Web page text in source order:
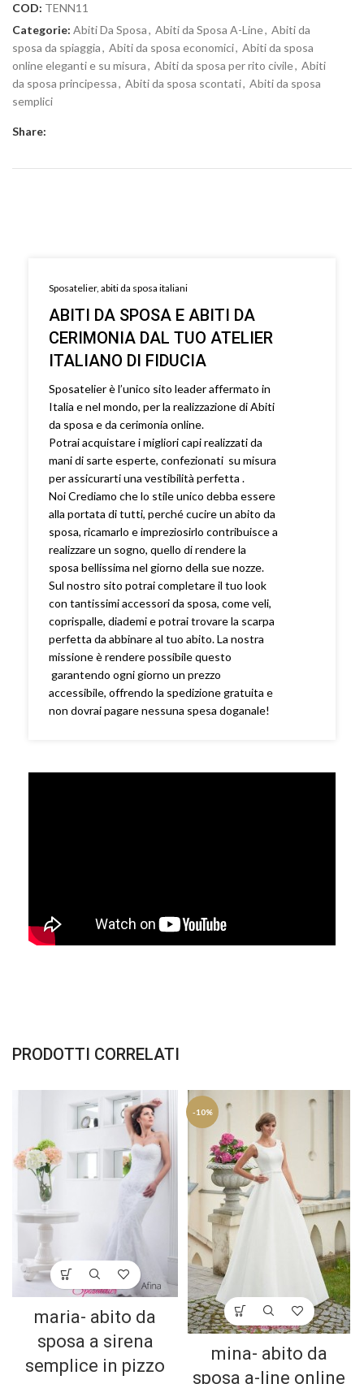
COD: TENN11
Categorie: Abiti Da Sposa, Abiti da Sposa A-Line, Abiti da
sposa da spiaggia, Abiti da sposa economici, Abiti da sposa
online eleganti e su misura, Abiti da sposa per rito civile, Abiti
da sposa principessa, Abiti da sposa scontati, Abiti da sposa
semplici
Share:
Sposatelier, abiti da sposa italiani
ABITI DA SPOSA E ABITI DA
CERIMONIA DAL TUO ATELIER
ITALIANO DI FIDUCIA
Sposatelier è l’unico sito leader affermato in
Italia e nel mondo, per la realizzazione di Abiti
da sposa e da cerimonia online.
Potrai acquistare i migliori capi realizzati da
mani di sarte esperte, confezionati su misura
per assicurarti una vestibilità perfetta .
Noi Crediamo che lo stile unico debba essere
alla portata di tutti, perché cucire un abito da
sposa, ricamarlo e impreziosirlo contribuisce a
realizzare un sogno, quello di rendere la
sposa bellissima nel giorno della sue nozze.
Sul nostro sito potrai completare il tuo look
con tantissimi accessori da sposa, come veli,
coprispalle, diademi e potrai trovare la scarpa
perfetta da abbinare al tuo abito. La nostra
missione è rendere possibile questo
garantendo ogni giorno un prezzo
accessibile, offrendo la spedizione gratuita e
non dovrai pagare nessuna spesa doganale!
PRODOTTI CORRELATI
maria- abito da
sposa a sirena
semplice in pizzo
-10%
mina- abito da
sposa a-line online